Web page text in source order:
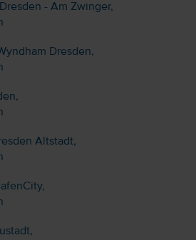
- Am Zwinger,
Dresden,
Altstadt,